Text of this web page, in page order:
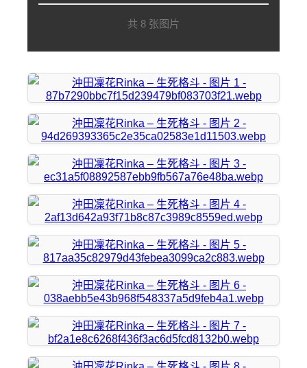
共 8 张图片